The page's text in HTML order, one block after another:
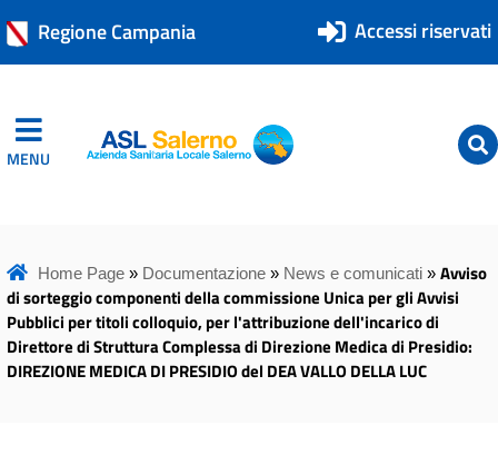
Regione Campania Accessi riservati
MENU ASL Salerno
ASL Salerno
Home Page» Documentazione» News e comunicati» Avviso
di sorteggio componenti della commissione Unica per gli Avvisi
Pubblici per titoli colloquio, per l'attribuzione dell'incarico di
Direttore di Struttura Complessa di Direzione Medica di Presidio:
DIREZIONE MEDICA DI PRESIDIO del DEA VALLO DELLA LUC